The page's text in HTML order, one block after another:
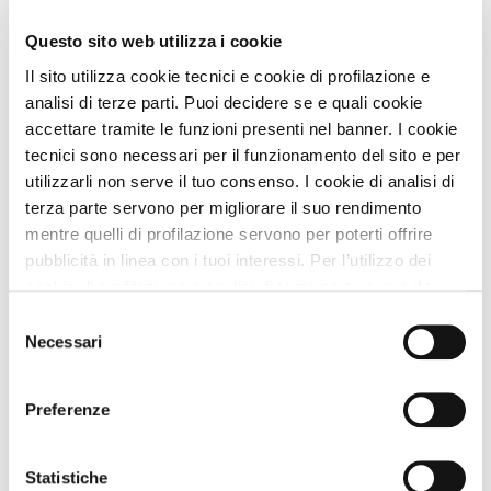
Questo sito web utilizza i cookie
Il sito utilizza cookie tecnici e cookie di profilazione e
analisi di terze parti. Puoi decidere se e quali cookie
accettare tramite le funzioni presenti nel banner. I cookie
tecnici sono necessari per il funzionamento del sito e per
utilizzarli non serve il tuo consenso. I cookie di analisi di
terza parte servono per migliorare il suo rendimento
mentre quelli di profilazione servono per poterti offrire
pubblicità in linea con i tuoi interessi. Per l’utilizzo dei
senza accettare” verranno installati solo i cookie tecnici.
Cliccando il pulsante “Accetta tutto” acconsenti all’utilizzo
di tutti i cookie. Cliccando il pulsante “mostra dettagli”
troverai le varie categorie di cookie e potrai accettare o
tue scelte. Puoi modificare le tue scelte in ogni momento.
delNecessari
Preferenze
Statistiche
, Viaggia con Zampa
Vacanza